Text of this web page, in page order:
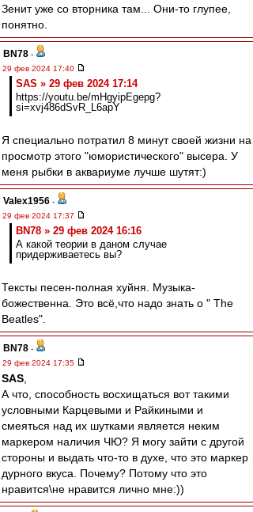
Зенит уже со вторника там... Они-то глупее,
понятно.
BN78 -
29 фев 2024 17:40
SAS » 29 фев 2024 17:14
https://youtu.be/mHgyipEgepg?
si=xvj486dSvR_L6apY
Я специально потратил 8 минут своей жизни на
просмотр этого "юмористического" высера. У
меня рыбки в аквариуме лучше шутят:)
Valex1956 -
29 фев 2024 17:37
BN78 » 29 фев 2024 16:16
А какой теории в даном случае
придерживаетесь вы?
Тексты песен-полная хуйня. Музыка-
божественна. Это всё,что надо знать о " The
Beatles".
BN78 -
29 фев 2024 17:35
SAS
А что, способность восхищаться вот такими
условными Карцевыми и Райкиными и
смеяться над их шутками является неким
маркером наличия ЧЮ? Я могу зайти с другой
стороны и выдать что-то в духе, что это маркер
дурного вкуса. Почему? Потому что это
нравится\не нравится лично мне:))